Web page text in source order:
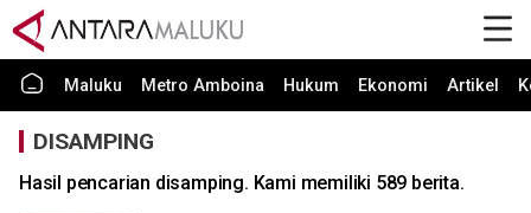
Maluku Metro Amboina Hukum Ekonomi Artikel
DISAMPING
Hasil pencarian disamping. Kami memiliki 589 berita.